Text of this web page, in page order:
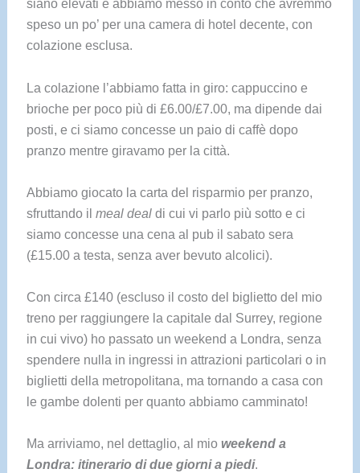
siano elevati e abbiamo messo in conto che avremmo
speso un po’ per una camera di hotel decente, con
colazione esclusa.
La colazione l’abbiamo fatta in giro: cappuccino e
brioche per poco più di £6.00/£7.00, ma dipende dai
posti, e ci siamo concesse un paio di caffè dopo
pranzo mentre giravamo per la città.
Abbiamo giocato la carta del risparmio per pranzo,
sfruttando il meal dealdi cui vi parlo più sotto e ci
siamo concesse una cena al pub il sabato sera
(£15.00 a testa, senza aver bevuto alcolici).
Con circa £140 (escluso il costo del biglietto del mio
treno per raggiungere la capitale dal Surrey, regione
in cui vivo) ho passato un weekend a Londra, senza
spendere nulla in ingressi in attrazioni particolari o in
biglietti della metropolitana, ma tornando a casa con
le gambe dolenti per quanto abbiamo camminato!
Ma arriviamo, nel dettaglio, al mio weekend a
Londra: itinerario di due giorni a piedi.